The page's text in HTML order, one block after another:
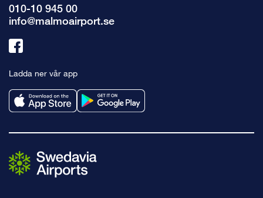
010-10 945 00
info@malmoairport.se
facebook
Ladda ner vår app